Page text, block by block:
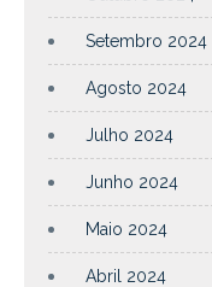
Setembro 2024
Agosto 2024
Julho 2024
Junho 2024
Maio 2024
Abril 2024